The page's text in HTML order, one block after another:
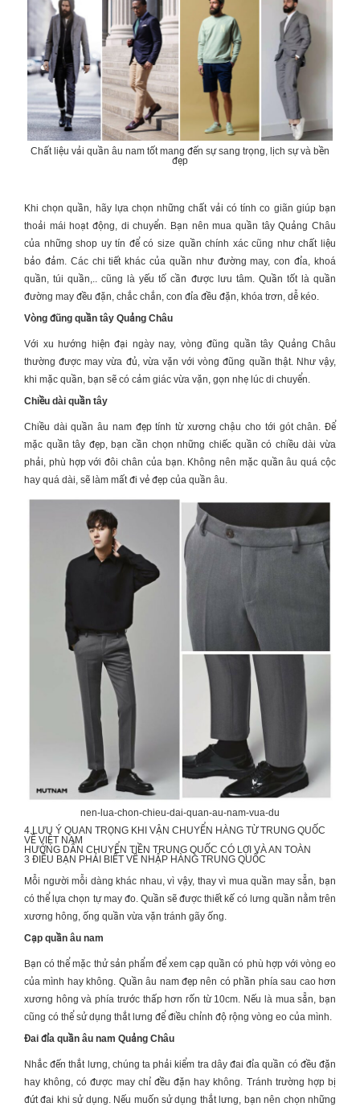
Chất liệu vải quần âu nam tốt mang đến sự sang trọng, lịch sự và bền
đẹp
Khi chọn quần, hãy lựa chọn những chất vải có tính co giãn giúp bạn
thoải mái hoạt động, di chuyển. Bạn nên mua quần tây Quảng Châu
của những shop uy tín để có size quần chính xác cũng như chất liệu
bảo đảm. Các chi tiết khác của quần như đường may, con đỉa, khoá
quần, túi quần,.. cũng là yếu tố cần được lưu tâm. Quần tốt là quần
đường may đều đặn, chắc chắn, con đỉa đều đặn, khóa trơn, dễ kéo.
Vòng đũng quần tây Quảng Châu
Với xu hướng hiện đại ngày nay, vòng đũng quần tây Quảng Châu
thường được may vừa đủ, vừa vặn với vòng đũng quần thật. Như vậy,
khi mặc quần, bạn sẽ có cảm giác vừa vặn, gọn nhẹ lúc di chuyển.
Chiều dài quần tây
Chiều dài quần âu nam đẹp tính từ xương chậu cho tới gót chân. Để
mặc quần tây đẹp, bạn cần chọn những chiếc quần có chiều dài vừa
phải, phù hợp với đôi chân của bạn. Không nên mặc quần âu quá cộc
hay quá dài, sẽ làm mất đi vẻ đẹp của quần âu.
nen-lua-chon-chieu-dai-quan-au-nam-vua-du
4 LƯU Ý QUAN TRỌNG KHI VẬN CHUYỂN HÀNG TỪ TRUNG QUỐC
VỀ VIỆT NAM
HƯỚNG DẪN CHUYỂN TIỀN TRUNG QUỐC CÓ LỢI VÀ AN TOÀN
3 ĐIỀU BẠN PHẢI BIẾT VỀ NHẬP HÀNG TRUNG QUỐC
Mỗi người mỗi dàng khác nhau, vì vậy, thay vì mua quần may sẵn, bạn
có thể lựa chọn tự may đo. Quần sẽ được thiết kế có lưng quần nằm trên
xương hông, ống quần vừa vặn tránh gãy ống.
Cạp quần âu nam
Bạn có thể mặc thử sản phẩm để xem cạp quần có phù hợp với vòng eo
của mình hay không. Quần âu nam đẹp nên có phần phía sau cao hơn
xương hông và phía trước thấp hơn rốn từ 10cm. Nếu là mua sẵn, bạn
cũng có thể sử dụng thắt lưng để điều chỉnh độ rộng vòng eo của mình.
Đai đỉa quần âu nam Quảng Châu
Nhắc đến thắt lưng, chúng ta phải kiểm tra dây đai đỉa quần có đều đặn
hay không, có được may chỉ đều đặn hay không. Tránh trường hợp bị
đứt đai khi sử dụng. Nếu muốn sử dụng thắt lưng, bạn nên chọn những